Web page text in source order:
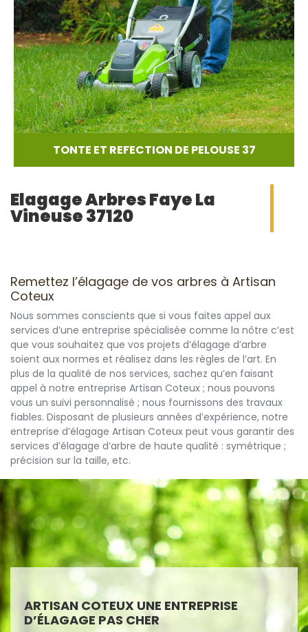
TONTE ET REFECTION DE PELOUSE 37
Elagage Arbres Faye La
Vineuse 37120
Remettez l’élagage de vos arbres à Artisan
Coteux
Nous sommes conscients que si vous faites appel aux
services d’une entreprise spécialisée comme la nôtre c’est
que vous souhaitez que vos projets d’élagage d’arbre
soient aux normes et réalisez dans les règles de l’art. En
plus de la qualité de nos services, sachez qu’en faisant
appel à notre entreprise Artisan Coteux ; nous pouvons
vous un suivi personnalisé ; nous fournissons des travaux
fiables. Disposant de plusieurs années d’expérience, notre
entreprise d’élagage Artisan Coteux peut vous garantir des
services d’élagage d’arbre de haute qualité : symétrique ;
précision sur la taille, etc.
ARTISAN COTEUX UNE ENTREPRISE
D’ÉLAGAGE PAS CHER